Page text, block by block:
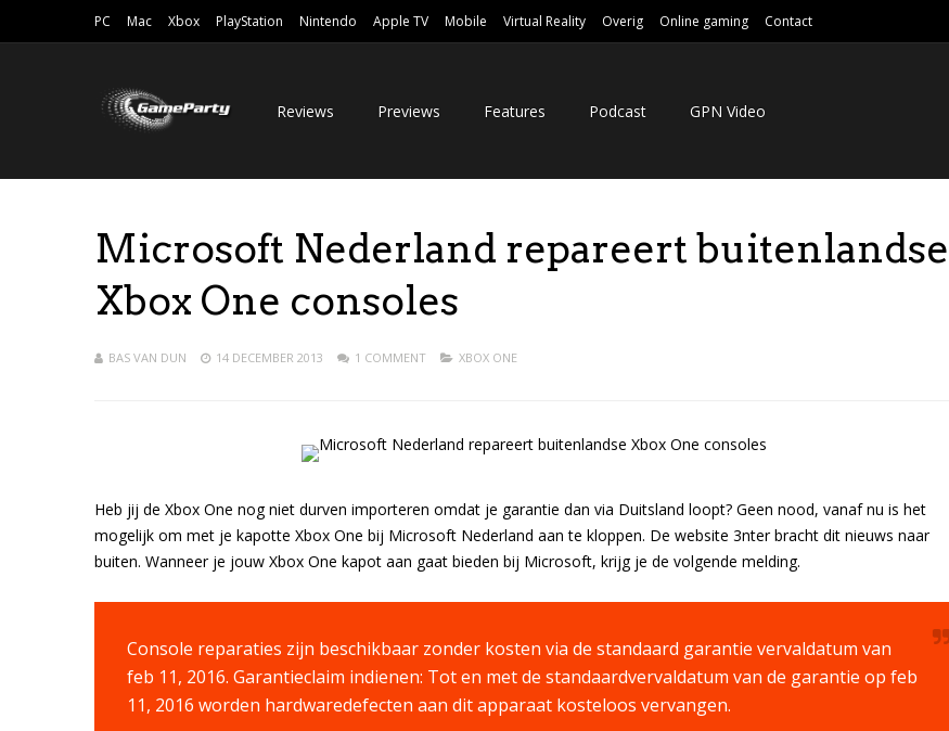
PC Mac Xbox PlayStation Nintendo Apple TV Mobile Virtual Reality Overig Online gaming Contact
Reviews Previews Features Podcast GPN Video
Microsoft Nederland repareert buitenlandse
Xbox One consoles
BAS VAN DUN 14 DECEMBER 2013 1 COMMENT XBOX ONE
Heb jij de Xbox One nog niet durven importeren omdat je garantie dan via Duitsland loopt? Geen nood, vanaf nu is het
mogelijk om met je kapotte Xbox One bij Microsoft Nederland aan te kloppen. De website 3nter bracht dit nieuws naar
buiten. Wanneer je jouw Xbox One kapot aan gaat bieden bij Microsoft, krijg je de volgende melding.
Console reparaties zijn beschikbaar zonder kosten via de standaard garantie vervaldatum van
feb 11, 2016. Garantieclaim indienen: Tot en met de standaardvervaldatum van de garantie op feb
11, 2016 worden hardwaredefecten aan dit apparaat kosteloos vervangen.